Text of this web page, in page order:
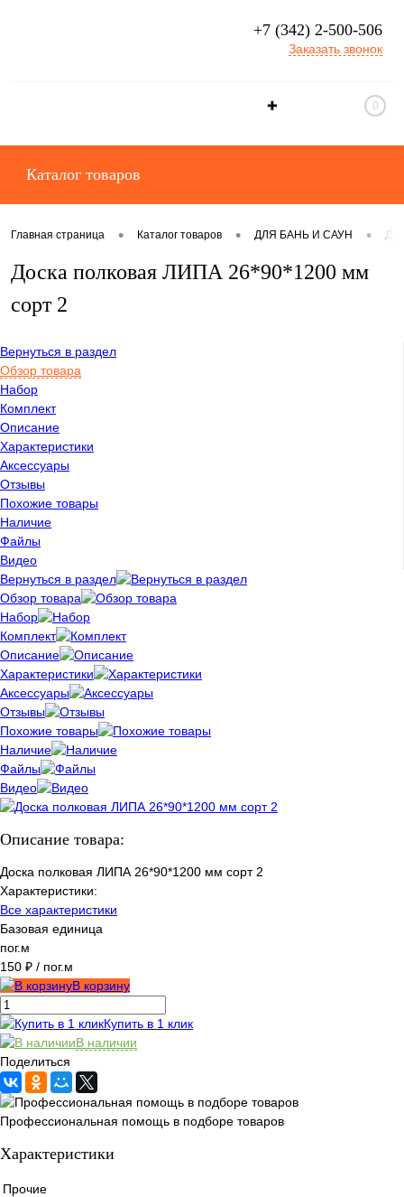
+7 (342) 2-500-506
Заказать звонок
✚ 0
Каталог товаров
Главная страница • Каталог товаров • ДЛЯ БАНЬ И САУН •
Доска полковая ЛИПА 26*90*1200 мм
сорт 2
Вернуться в раздел
Обзор товара
Набор
Комплект
Описание
Характеристики
Аксессуары
Отзывы
Похожие товары
Наличие
Файлы
Видео
Вернуться в раздел
Обзор товара
Набор
Комплект
Описание
Характеристики
Аксессуары
Отзывы
Похожие товары
Наличие
Файлы
Видео
Описание товара:
Доска полковая ЛИПА 26*90*1200 мм сорт 2
Характеристики:
Все характеристики
Базовая единица
пог.м
150 ₽ / пог.м
В корзину
Купить в 1 клик
В наличии
Поделиться
Профессиональная помощь в подборе товаров
Характеристики
Прочие